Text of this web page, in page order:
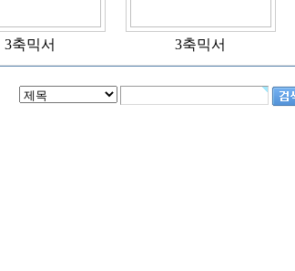
3축믹서 3축믹서